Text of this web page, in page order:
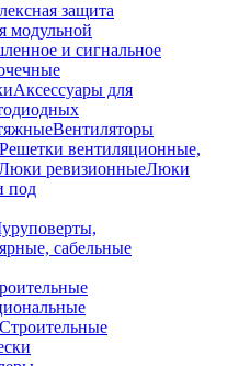
защита
модульной
и сигнальное
Аксессуары для
Вентиляторы
Решетки вентиляционные,
ревизионныеЛюки
под
сабельные
Строительные